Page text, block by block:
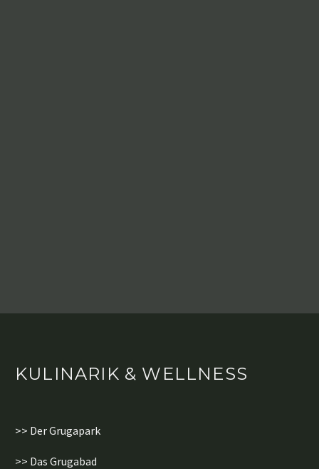
KULINARIK & WELLNESS
>> Der Grugapark
>> Das Grugabad